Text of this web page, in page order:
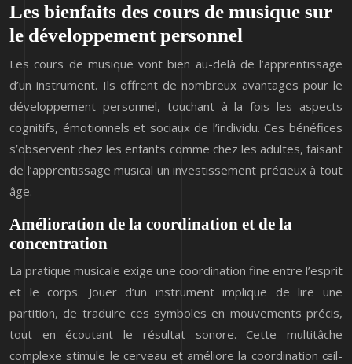
Les bienfaits des cours de musique sur
le développement personnel
Les cours de musique vont bien au-delà de l’apprentissage
d’un instrument. Ils offrent de nombreux avantages pour le
développement personnel, touchant à la fois les aspects
cognitifs, émotionnels et sociaux de l’individu. Ces bénéfices
s’observent chez les enfants comme chez les adultes, faisant
de l’apprentissage musical un investissement précieux à tout
âge.
Amélioration de la coordination et de la
concentration
La pratique musicale exige une coordination fine entre l’esprit
et le corps. Jouer d’un instrument implique de lire une
partition, de traduire ces symboles en mouvements précis,
tout en écoutant le résultat sonore. Cette multitâche
complexe stimule le cerveau et améliore la coordination œil-